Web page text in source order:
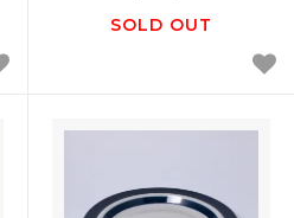
SOLD OUT